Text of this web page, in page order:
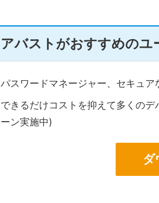
アバストがおすすめのユ
パスワードマネージャー、セキュ
できるだけコストを抑えて多くの
ーン実施中)
ダ